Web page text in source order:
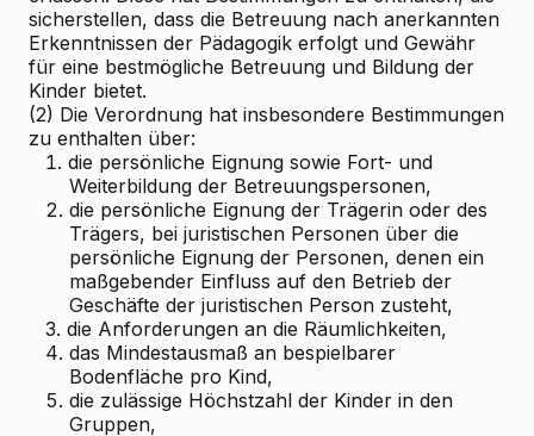
sicherstellen, dass die Betreuung nach anerkannten
Erkenntnissen der Pädagogik erfolgt und Gewähr
für eine bestmögliche Betreuung und Bildung der
Kinder bietet.
(2) Die Verordnung hat insbesondere Bestimmungen
zu enthalten über:
1. die persönliche Eignung sowie Fort- und
Weiterbildung der Betreuungspersonen,
2. die persönliche Eignung der Trägerin oder des
Trägers, bei juristischen Personen über die
persönliche Eignung der Personen, denen ein
maßgebender Einfluss auf den Betrieb der
Geschäfte der juristischen Person zusteht,
3. die Anforderungen an die Räumlichkeiten,
4. das Mindestausmaß an bespielbarer
Bodenfläche pro Kind,
5. die zulässige Höchstzahl der Kinder in den
Gruppen,